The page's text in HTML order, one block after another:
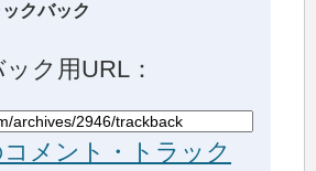
クバック
ク用URL：
メント・トラック